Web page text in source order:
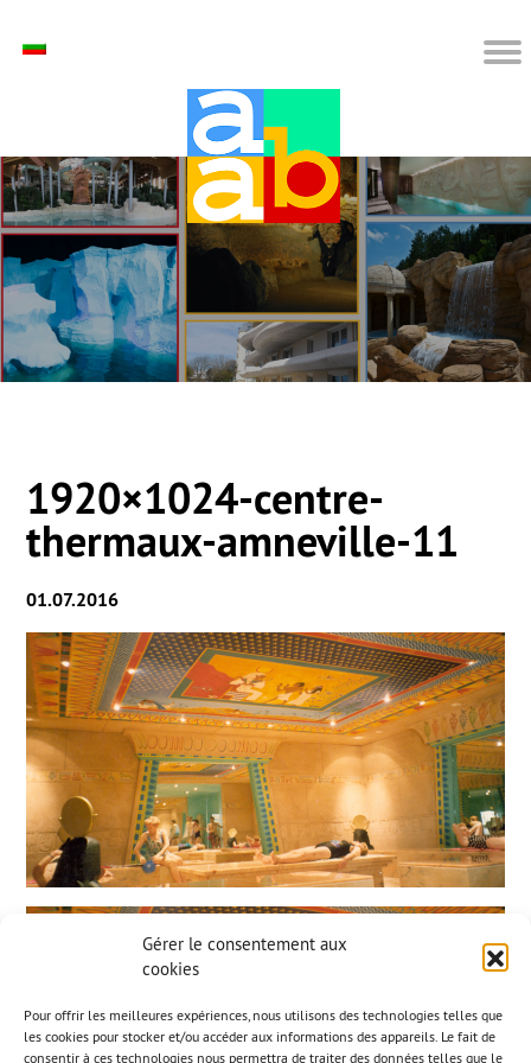
Gérer le consentement aux
cookies
Pour offrir les meilleures expériences, nous utilisons des technologies telles que
les cookies pour stocker et/ou accéder aux informations des appareils. Le fait de
consentir à ces technologies nous permettra de traiter des données telles que le
1920×1024-centre-
thermaux-amneville-11
01.07.2016